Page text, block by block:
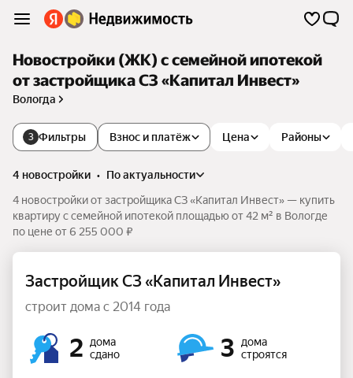
Новостройки (ЖК) с семейной ипотекой
от застройщика СЗ «Капитал Инвест»
Вологда
3 Фильтры Цена
Взнос и платёж Районы
4 новостройки •
по актуальности
4 новостройки от застройщика СЗ «Капитал Инвест» — купить
квартиру с семейной ипотекой площадью от 42 м² в Вологде
по цене от 6 255 000 ₽
Застройщик СЗ «Капитал Инвест»
строит дома с 2014 года
2
дома
сдано
3
дома
строятся